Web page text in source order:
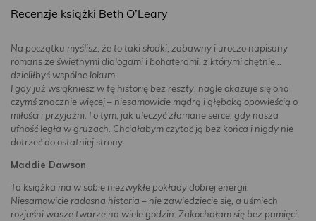
Recenzje książki Beth O’Leary
Na początku myślisz, że to taki słodki, zabawny i uroczo napisany
romans ze świetnymi dialogami i bohaterami, z którymi chętnie…
dzieliłbyś wspólne lokum.
I gdy już wsiąkniesz w tę historię bez reszty, nagle okazuje się ona
czymś znacznie więcej – niesamowicie mądrą i głęboką opowieścią o
miłości i przyjaźni. I o tym, jak uleczyć złamane serce, gdy nasza
ufność legła w gruzach. Chciałabym czytać ją bez końca i nigdy nie
dotrzeć do ostatniej strony.
Maddie Dawson
Ta książka ma w sobie niezwykłe pokłady dobrej energii.
Niesamowicie radosna historia – nie zawiedziecie się, a uśmiech
rozjaśni wasze twarze na wiele godzin. Zakochałam się bez pamięci